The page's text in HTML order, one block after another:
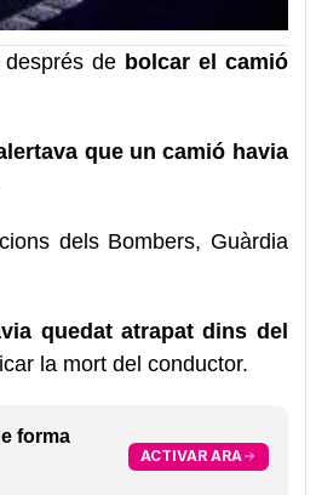
de bolcar el camió
que un camió havia
dels Bombers, Guàrdia
quedat atrapat dins del
la mort del conductor.
forma
ACTIVAR ARA